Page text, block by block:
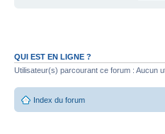
QUI EST EN LIGNE ?
Utilisateur(s) parcourant ce forum : Aucun
Index du forum